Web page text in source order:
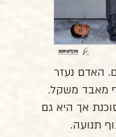
האדם נעזר
מאבד משקל.
אך היא גם
תנועה.